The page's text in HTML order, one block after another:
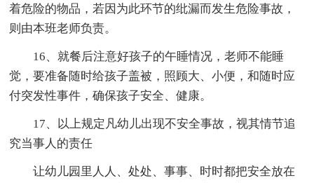
着危险的物品，若因为此环节的纰漏而发生危险事故，
则由本班老师负责。
16、就餐后注意好孩子的午睡情况，老师不能睡
觉，要准备随时给孩子盖被，照顾大、小便，和随时应
付突发性事件，确保孩子安全、健康。
17、以上规定凡幼儿出现不安全事故，视其情节追
究当事人的责任
让幼儿园里人人、处处、事事、时时都把安全放在